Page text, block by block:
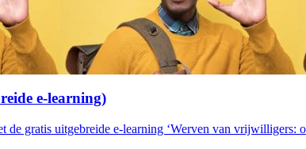
e-learning)
de gratis uitgebreide e-learning ‘Werven van vrijwilligers: